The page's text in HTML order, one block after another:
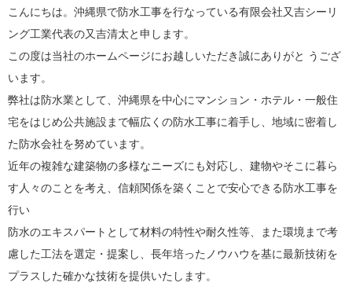
こんにちは。沖縄県で防水工事を行なっている有限会社又吉シーリ
ング工業代表の又吉清太と申します。
この度は当社のホームページにお越しいただき誠にありがと うござ
います。
弊社は防水業として、沖縄県を中心にマンション・ホテル・一般住
宅をはじめ公共施設まで幅広くの防水工事に着手し、地域に密着し
た防水会社を努めています。
近年の複雑な建築物の多様なニーズにも対応し、建物やそこに暮ら
す人々のことを考え、信頼関係を築くことで安心できる防水工事を
行い
防水のエキスパートとして材料の特性や耐久性等、また環境まで考
慮した工法を選定・提案し、長年培ったノウハウを基に最新技術を
プラスした確かな技術を提供いたします。